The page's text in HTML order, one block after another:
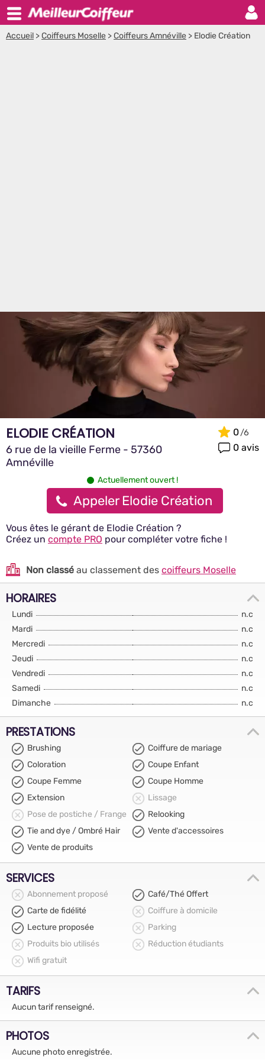
Accueil >Coiffeurs Moselle >Coiffeurs Amnéville > Elodie Création
ELODIE CRÉATION
6 rue de la vieille Ferme - 57360
Amnéville
0
0 avis
Actuellement ouvert !
Appeler Elodie Création
Vous êtes le gérant de Elodie Création ?
Créez un compte PRO pour compléter votre fiche !
Non classé au classement des coiffeurs Moselle
HORAIRES
Lundi
n.c
Mardi
n.c
Mercredi
n.c
Jeudi
n.c
Vendredi
n.c
Samedi
n.c
Dimanche
n.c
PRESTATIONS
Brushing
Coiffure de mariage
Coloration
Coupe Enfant
Coupe Femme
Coupe Homme
Extension
Lissage
Pose de postiche / Frange
Relooking
Tie and dye / Ombré Hair
Vente d'accessoires
Vente de produits
SERVICES
Abonnement proposé
Café/Thé Offert
Carte de fidélité
Coiffure à domicile
Lecture proposée
Parking
Produits bio utilisés
Réduction étudiants
Wifi gratuit
TARIFS
Aucun tarif renseigné.
PHOTOS
Aucune photo enregistrée.